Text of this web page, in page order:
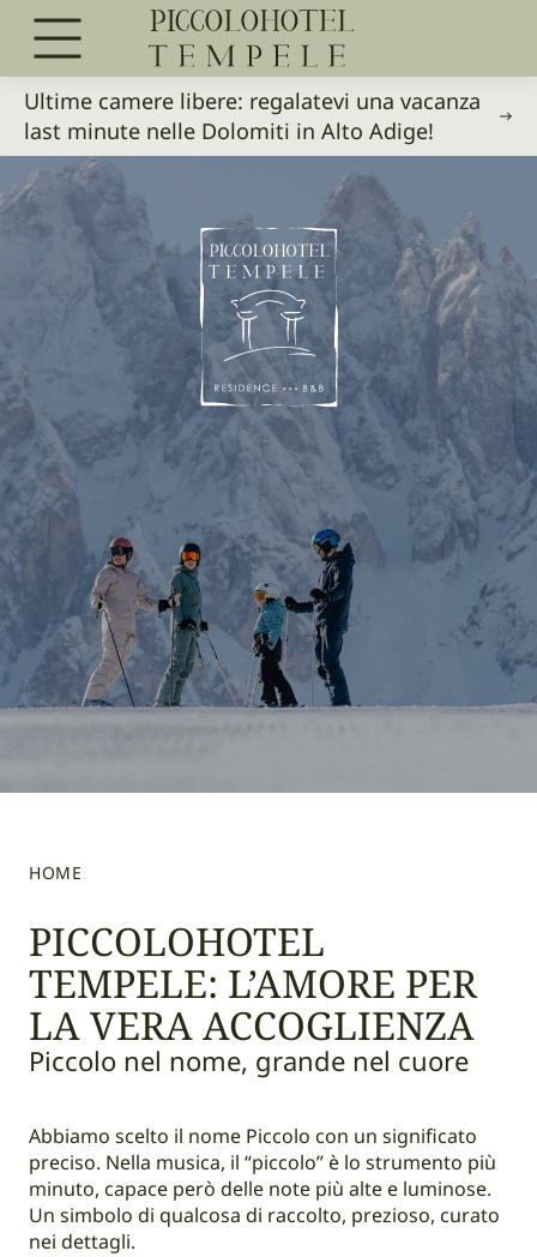
Ultime camere libere: regalatevi una vacanza
last minute nelle Dolomiti in Alto Adige!
HOME
PICCOLOHOTEL
TEMPELE: L’AMORE PER
LA VERA ACCOGLIENZA
Piccolo nel nome, grande nel cuore
Abbiamo scelto il nome Piccolo con un significato
preciso. Nella musica, il “piccolo” è lo strumento più
minuto, capace però delle note più alte e luminose.
Un simbolo di qualcosa di raccolto, prezioso, curato
nei dettagli.